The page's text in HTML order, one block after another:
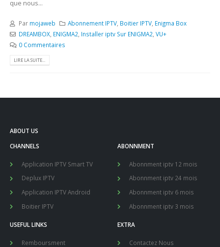
que nous...
Par mojaweb Abonnement IPTV Boitier IPTV Enigma Box
DREAMBOX, ENIGMA2 Installer iptv Sur ENIGMA2 VU+
0 Commentaires
LIRE LA SUITE...
ABOUT US
CHANNELS
Application IPTV Smart TV
Deplux IPTV
Application IPTV Android
Boitier IPTV
ABONNMENT
Abonnment iptv 12 mois
Abonnment iptv 24 mois
Abonnment iptv 6 mois
Abonnment iptv 3 mois
USEFUL LINKS
Remboursment
EXTRA
Contactez Nous